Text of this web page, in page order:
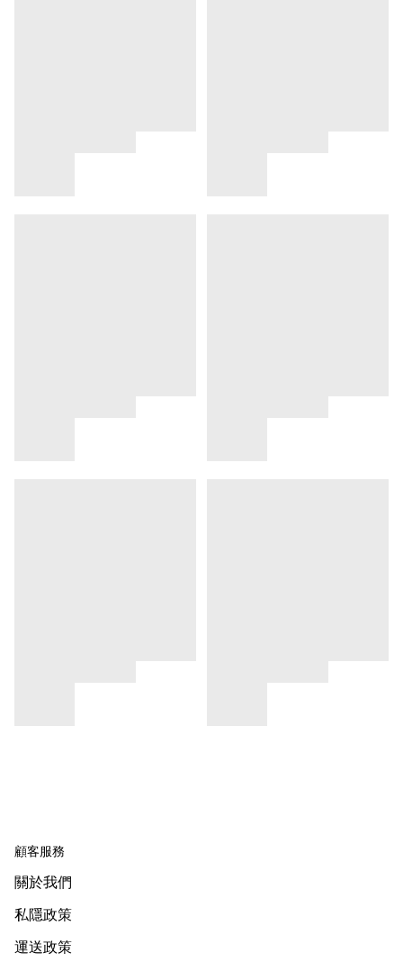
顧客服務
關於我們
私隱政策
運送政策